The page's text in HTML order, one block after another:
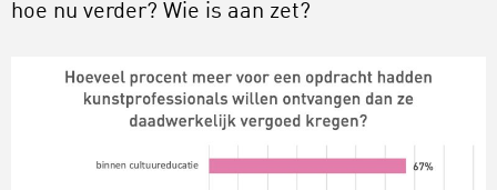
hoe nu verder? Wie is aan zet?